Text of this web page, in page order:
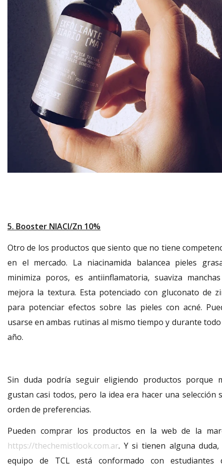
5. Booster NIACI/Zn 10%
Otro de los productos que siento que no tiene
en el mercado. La niacinamida balancea pieles
minimiza poros, es antiinflamatoria, suaviza
mejora la textura. Esta potenciado con gluconato de
para potenciar efectos sobre las pieles con acné.
usarse en ambas rutinas al mismo tiempo y durante
año.
Sin duda podría seguir eligiendo productos porque
gustan casi todos, pero la idea era hacer una selección
orden de preferencias.
Pueden comprar los productos en la web de la
https://thechemistlook.com.ar. Y si tienen alguna duda,
equipo de TCL está conformado con estudiantes